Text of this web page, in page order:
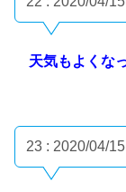
天気もよくな
23 : 2020/04/